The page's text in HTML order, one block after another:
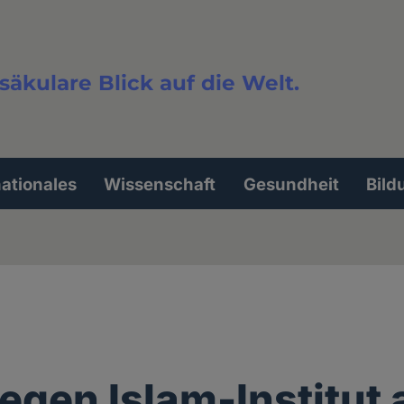
Blick auf die Welt.
Wissenschaft Gesundheit